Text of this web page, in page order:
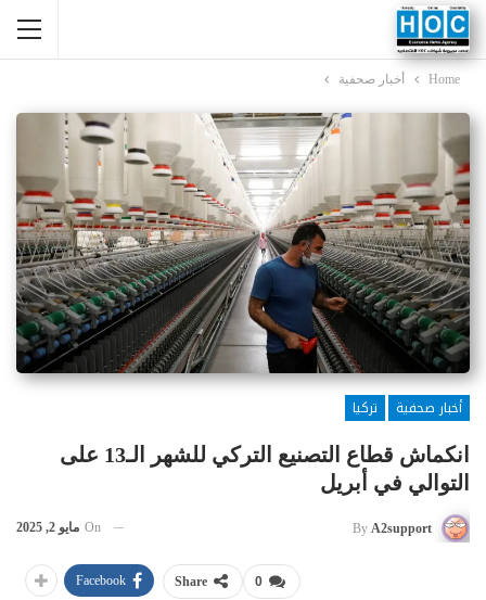
Home أخبار صحفية
أخبار صحفية
تركيا
انكماش قطاع التصنيع التركي للشهر الـ13 على
التوالي في أبريل
By A2support
On مايو 2, 2025
0
Share
Facebook